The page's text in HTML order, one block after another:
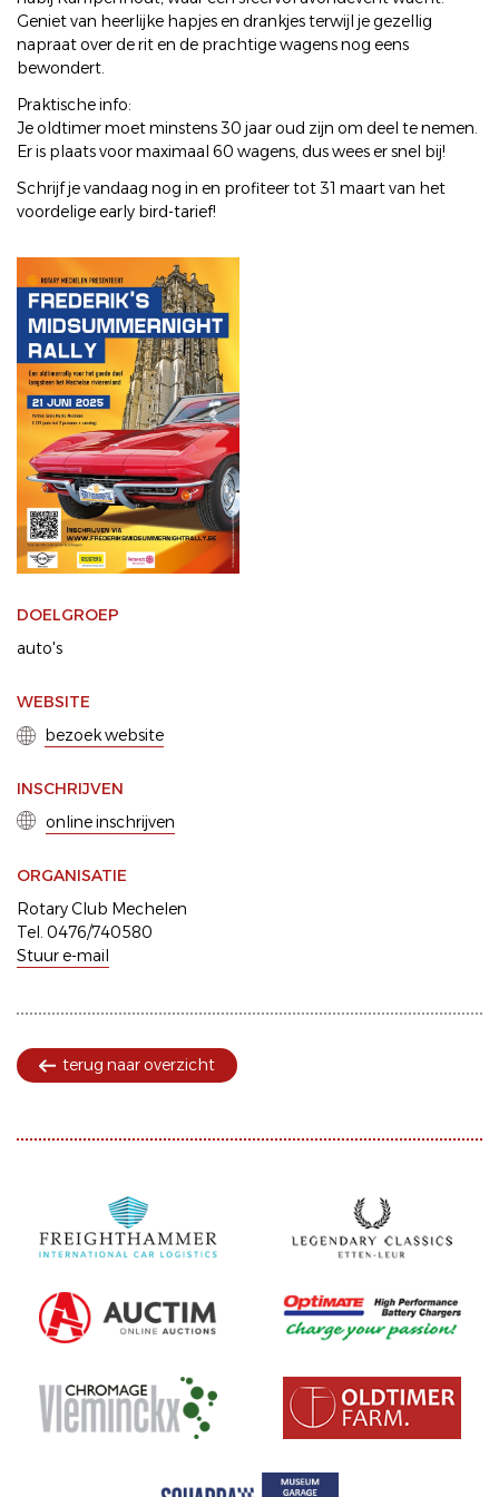
Geniet van heerlijke hapjes en drankjes terwijl je gezellig
napraat over de rit en de prachtige wagens nog eens
bewondert.
Praktische info:
Je oldtimer moet minstens 30 jaar oud zijn om deel te nemen.
Er is plaats voor maximaal 60 wagens, dus wees er snel bij!
Schrijf je vandaag nog in en profiteer tot 31 maart van het
voordelige early bird-tarief!
DOELGROEP
auto's
WEBSITE
bezoek website
INSCHRIJVEN
online inschrijven
ORGANISATIE
Rotary Club Mechelen
Tel. 0476/740580
Stuur e-mail
terug naar overzicht